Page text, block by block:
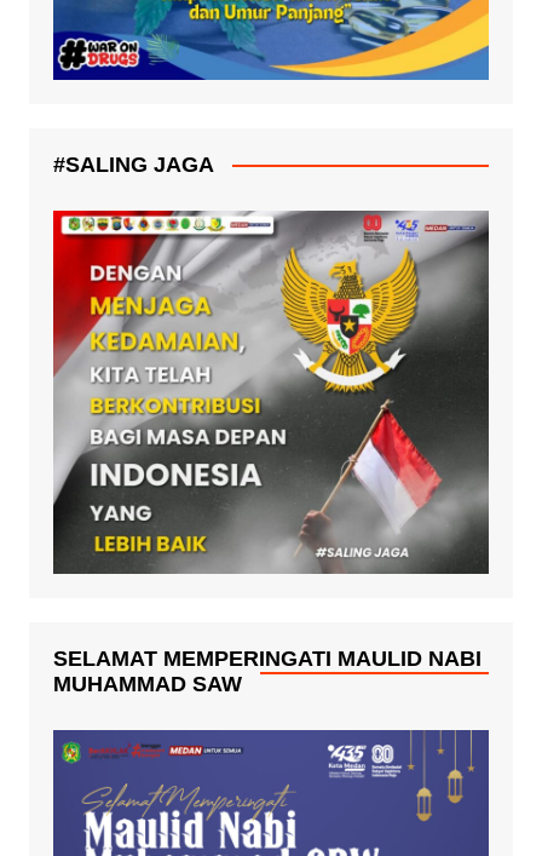
#SALING JAGA
SELAMAT MEMPERINGATI MAULID NABI
MUHAMMAD SAW